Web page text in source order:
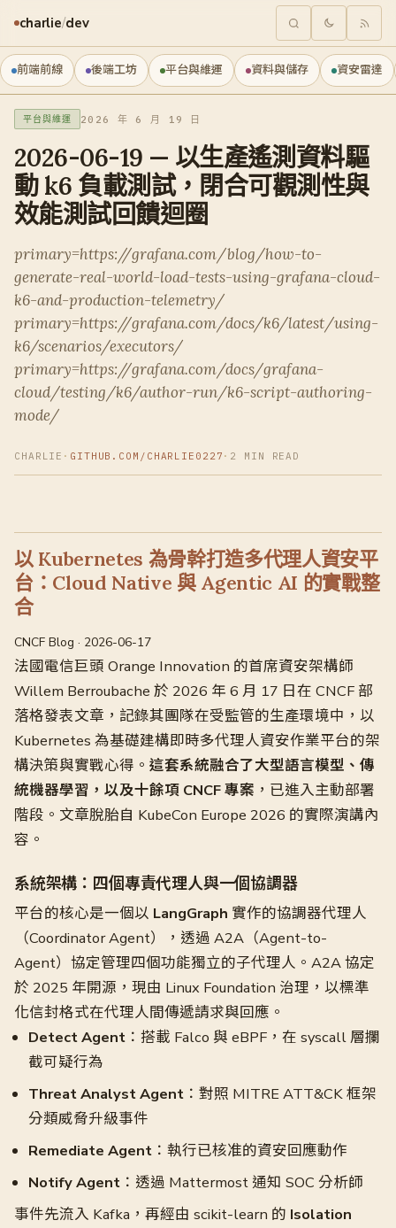
charlie/dev
前端前線 後端工坊 平台與維運 資料與儲存 資安雷達
平台與維運 2026 年 6 月 19 日
2026-06-19 — 以生產遙測資料驅
動 k6 負載測試，閉合可觀測性與
效能測試回饋迴圈
primary=https://grafana.com/blog/how-to-
generate-real-world-load-tests-using-grafana-cloud-
k6-and-production-telemetry/
primary=https://grafana.com/docs/k6/latest/using-
k6/scenarios/executors/
primary=https://grafana.com/docs/grafana-
cloud/testing/k6/author-run/k6-script-authoring-
mode/
CHARLIE · GITHUB.COM/CHARLIE0227 · 2 MIN READ
以 Kubernetes 為骨幹打造多代理人資安平
台：Cloud Native 與 Agentic AI 的實戰整
合
CNCF Blog · 2026-06-17
法國電信巨頭 Orange Innovation 的首席資安架構師
Willem Berroubache 於 2026 年 6 月 17 日在 CNCF 部
落格發表文章，記錄其團隊在受監管的生產環境中，以
Kubernetes 為基礎建構即時多代理人資安作業平台的架
構決策與實戰心得。 這套系統融合了大型語言模型、傳
統機器學習，以及十餘項 CNCF 專案 ，已進入主動部署
階段。文章脫胎自 KubeCon Europe 2026 的實際演講內
容。
系統架構：四個專責代理人與一個協調器
平台的核心是一個以 LangGraph 實作的協調器代理人
（Coordinator Agent），透過 A2A（Agent-to-
Agent）協定管理四個功能獨立的子代理人。A2A 協定
於 2025 年開源，現由 Linux Foundation 治理，以標準
化信封格式在代理人間傳遞請求與回應。
Detect Agent ：搭載 Falco 與 eBPF，在 syscall 層攔
截可疑行為
Threat Analyst Agent ：對照 MITRE ATT&CK 框架
分類威脅升級事件
Remediate Agent ：執行已核准的資安回應動作
Notify Agent ：透過 Mattermost 通知 SOC 分析師
事件先流入 Kafka，再經由 scikit-learn 的 Isolation